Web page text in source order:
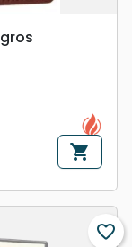
shopping_cart
favorite_border